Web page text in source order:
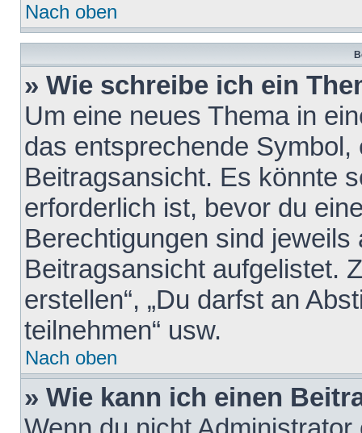
Nach oben
» Wie schreibe ich ein
Um eine neues Thema in
das entsprechende
Beitragsansicht. Es könnte
erforderlich ist, bevor du
Berechtigungen sind
Beitragsansicht aufgelistet.
erstellen“, „Du darfst an
teilnehmen“ usw.
Nach oben
» Wie kann ich einen